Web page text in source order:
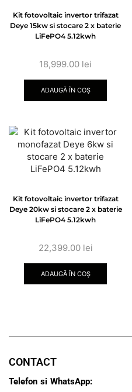
Kit fotovoltaic invertor trifazat
Deye 15kw si stocare 2 x baterie
LiFePO4 5.12kwh
18,999.00 lei
ADAUGĂ ÎN COȘ
Kit fotovoltaic invertor trifazat
Deye 20kw si stocare 2 x baterie
LiFePO4 5.12kwh
22,399.00 lei
ADAUGĂ ÎN COȘ
CONTACT
Telefon si WhatsApp: